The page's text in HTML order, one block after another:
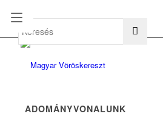
ADOMÁNYVONALUNK